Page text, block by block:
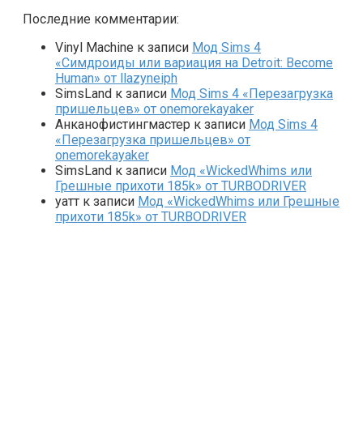
Последние комментарии:
Vinyl Machine к записи Мод Sims 4
«Симдроиды или вариация на Detroit: Become
Human» от llazyneiph
SimsLand к записи Мод Sims 4 «Перезагрузка
пришельцев» от onemorekayaker
Анканофистингмастер к записи Мод Sims 4
«Перезагрузка пришельцев» от
onemorekayaker
SimsLand к записи Мод «WickedWhims или
Грешные прихоти 185k» от TURBODRIVER
yaтт к записи Мод «WickedWhims или Грешные
прихоти 185k» от TURBODRIVER